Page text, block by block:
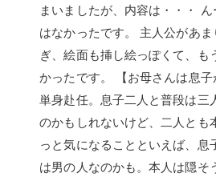
まいましたが、内容は・・・
はなかったです。 主人公があ
ぎ、絵面も挿し絵っぽくて、も
かったです。 【お母さんは息
単身赴任。息子二人と普段は三
のかもしれないけど、二人とも
っと気になることといえば、息
は男の人なのかも。本人は隠そ